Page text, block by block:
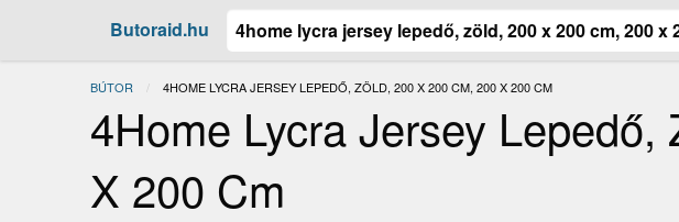
Butoraid.hu
BÚTOR JELENLEGI:
4HOME LYCRA JERSEY LEPEDŐ, ZÖLD, 200 X 200 CM, 200 X 200 CM
4Home Lycra Jersey
X 200 Cm